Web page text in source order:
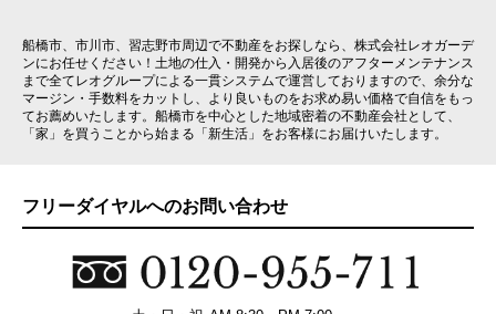
船橋市、市川市、習志野市周辺で不動産をお探しなら、株式会社レオガーデ
ンにお任せください！土地の仕入・開発から入居後のアフターメンテナンス
まで全てレオグループによる一貫システムで運営しておりますので、余分な
マージン・手数料をカットし、より良いものをお求め易い価格で自信をもっ
てお薦めいたします。船橋市を中心とした地域密着の不動産会社として、
「家」を買うことから始まる「新生活」をお客様にお届けいたします。
フリーダイヤルへのお問い合わせ